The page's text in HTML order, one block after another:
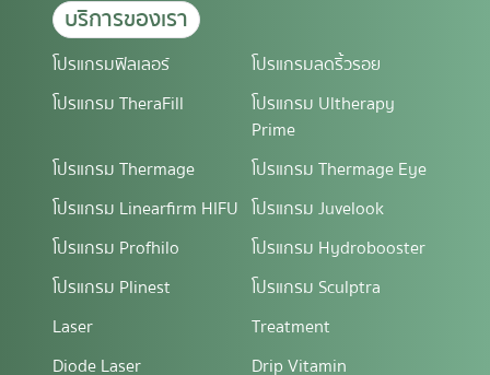
บริการของเรา
โปรแกรมฟิลเลอร์
โปรแกรมลดริ้วรอย
โปรแกรม TheraFill
โปรแกรม Ultherapy
Prime
โปรแกรม Thermage
โปรแกรม Thermage Eye
โปรแกรม Linearfirm HIFU โปรแกรม Juvelook
โปรแกรม Profhilo
โปรแกรม Hydrobooster
โปรแกรม Plinest
โปรแกรม Sculptra
Laser
Treatment
Diode Laser
Drip Vitamin